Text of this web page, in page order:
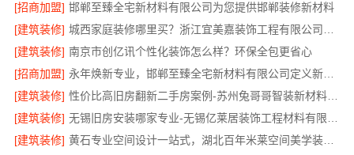
[招商加盟] 邯郸至臻全宅新材料有限公司为您提供邯郸装修新材料
[建筑装修]
[建筑装修] 南京市创亿讯个性化装饰怎么样？环保全包更省心
[招商加盟]
永年焕新专业，邯郸至臻全宅新材料有限公司定义新一代家装体验
[建筑装修]
性价比高旧房翻新二手房案例-苏州兔哥哥智装新材料有限公司
[建筑装修]
[建筑装修]
黄石专业空间设计一站式，湖北百年米莱空间美学装饰材料有限公司